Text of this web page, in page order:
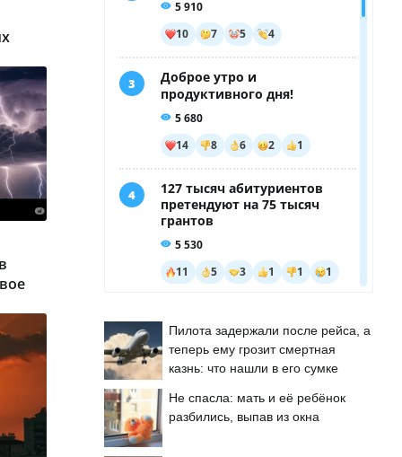
Пилота задержали после рейса, а
теперь ему грозит смертная
казнь: что нашли в его сумке
Не спасла: мать и её ребёнок
разбились, выпав из окна